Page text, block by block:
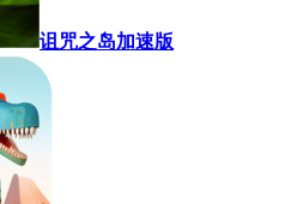
诅咒之岛加速版